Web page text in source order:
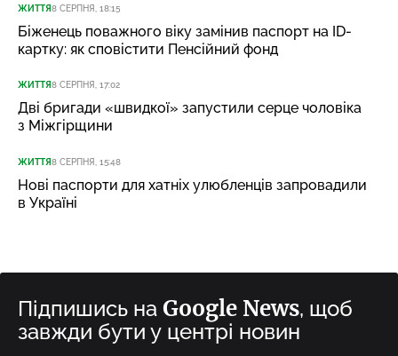
ЖИТТЯ8 СЕРПНЯ, 18:15
Біженець поважного віку замінив паспорт на ID-
картку: як сповістити Пенсійний фонд
ЖИТТЯ8 СЕРПНЯ, 17:02
Дві бригади «швидкої» запустили серце чоловіка
з Міжгірщини
ЖИТТЯ8 СЕРПНЯ, 15:48
Нові паспорти для хатніх улюбленців запровадили
в Україні
Підпишись на Google News, щоб
завжди бути у центрі новин